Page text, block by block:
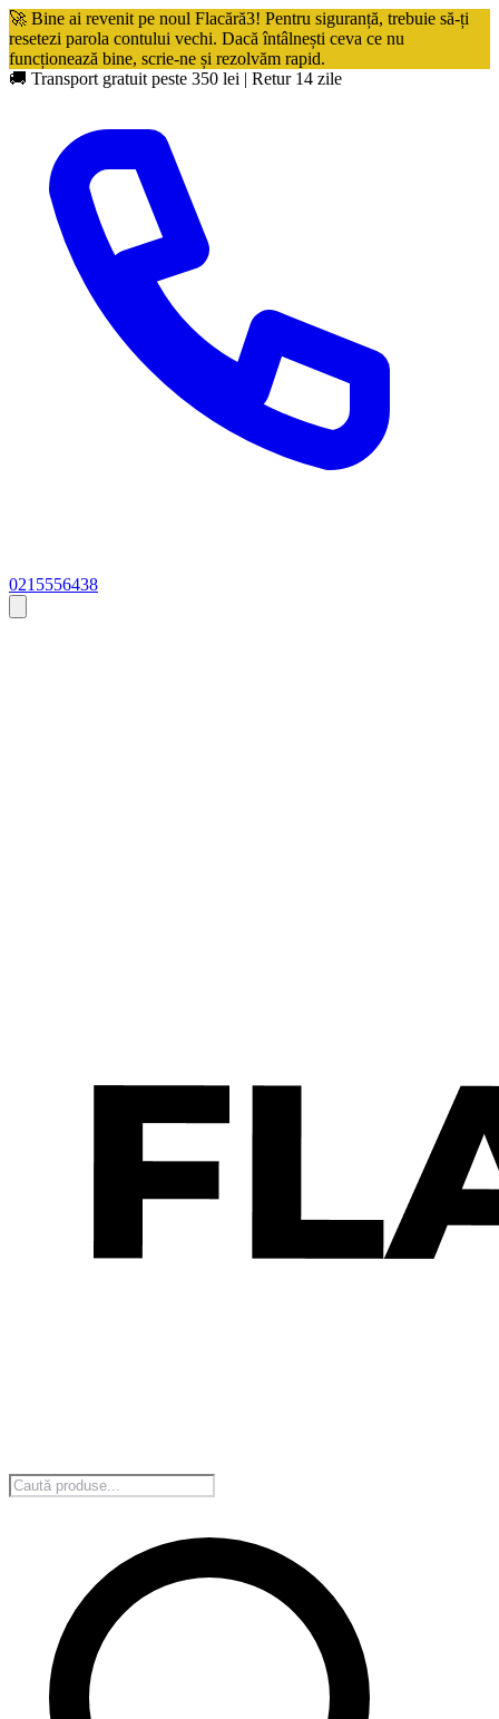
🚀 Bine ai revenit pe noul Flacără3! Pentru siguranță, trebuie să-ți
resetezi parola contului vechi. Dacă întâlnești ceva ce nu
funcționează bine, scrie-ne și rezolvăm rapid.
🚚 Transport gratuit peste 350 lei | Retur 14 zile
0215556438